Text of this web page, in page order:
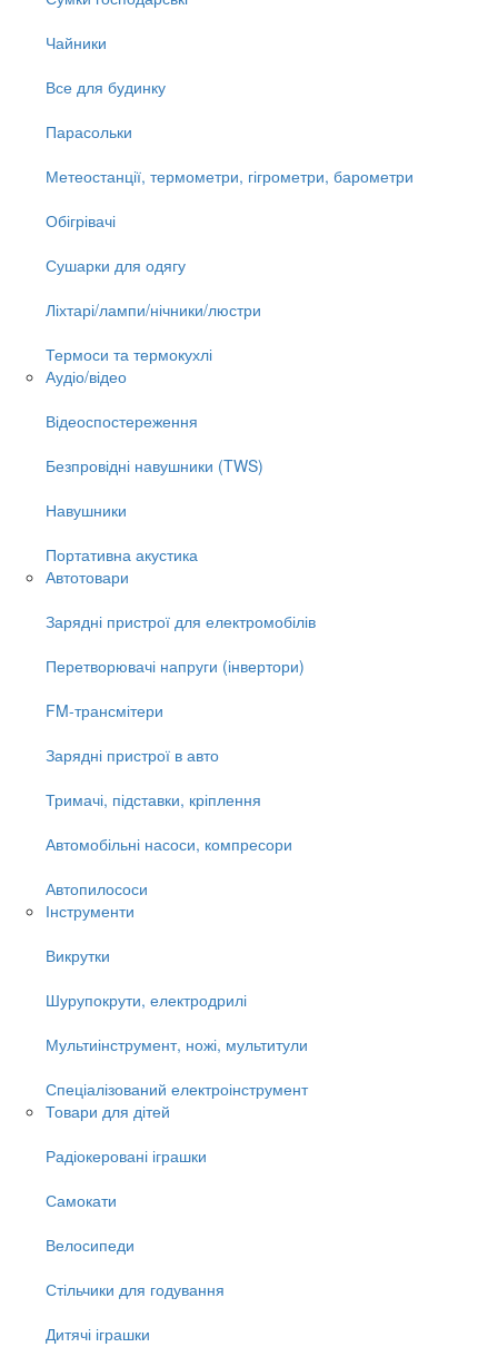
Чайники
Все для будинку
Парасольки
Метеостанції, термометри, гігрометри, барометри
Обігрівачі
Сушарки для одягу
Ліхтарі/лампи/нічники/люстри
Термоси та термокухлі
Аудіо/відео
Відеоспостереження
Безпровідні навушники (TWS)
Навушники
Портативна акустика
Автотовари
Зарядні пристрої для електромобілів
Перетворювачі напруги (інвертори)
FM-трансмітери
Зарядні пристрої в авто
Тримачі, підставки, кріплення
Автомобільні насоси, компресори
Автопилососи
Інструменти
Викрутки
Шурупокрути, електродрилі
Мультиінструмент, ножі, мультитули
Спеціалізований електроінструмент
Товари для дітей
Радіокеровані іграшки
Самокати
Велосипеди
Стільчики для годування
Дитячі іграшки